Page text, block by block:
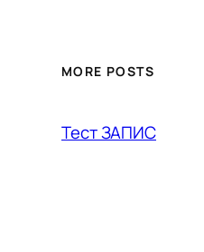
MORE POSTS
Тест ЗАПИС